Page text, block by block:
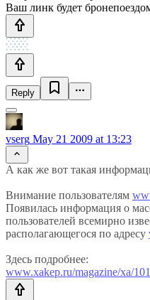
Ваш линк будет
Reply
vserg May 21 2009 at 13:23
А как же вот такая
Внимание пользователям
Появилась информация о
пользователей всемирно
располагающегося по адресу
Здесь подробнее:
www.xakep.ru/magazine/xa/